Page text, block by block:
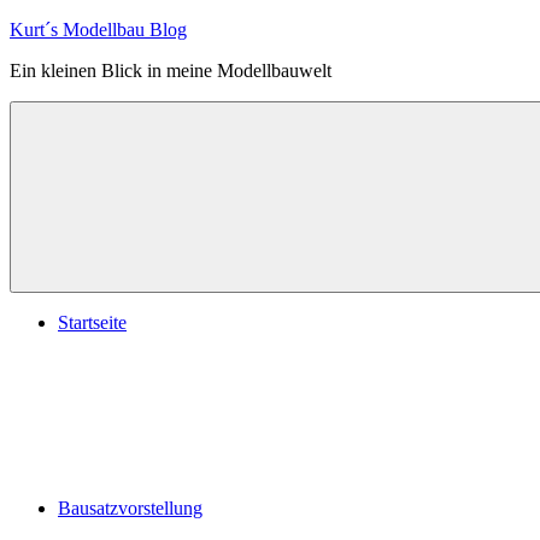
Zum
springen
Kurt´s Modellbau Blog
Ein kleinen Blick in meine Modellbauwelt
Startseite
Bausatzvorstellung